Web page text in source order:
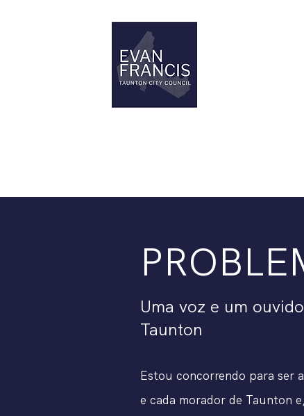
Uma voz e um
Taunton
Estou concorrendo para ser
e cada morador de Taunton